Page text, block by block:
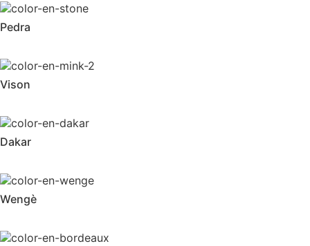
Pedra
Vison
Dakar
Wengè